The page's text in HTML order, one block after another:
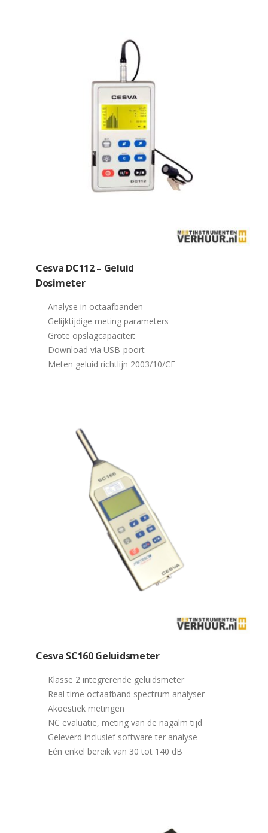
Cesva DC112 – Geluid
Dosimeter
Analyse in octaafbanden
Gelijktijdige meting parameters
Grote opslagcapaciteit
Download via USB-poort
Meten geluid richtlijn 2003/10/CE
Cesva SC160 Geluidsmeter
Klasse 2 integrerende geluidsmeter
Real time octaafband spectrum analyser
Akoestiek metingen
NC evaluatie, meting van de nagalm tijd
Geleverd inclusief software ter analyse
Eén enkel bereik van 30 tot 140 dB